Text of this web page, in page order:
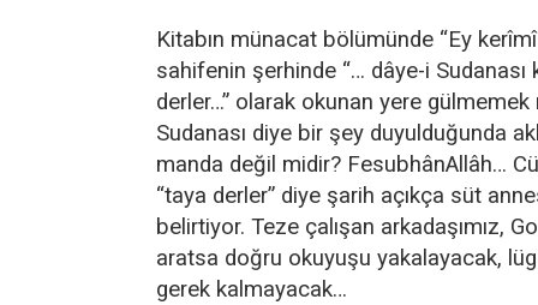
Kitabın münacat bölümünde “Ey
sahifenin şerhinde “… dâye-i Sudanası
derler…” olarak okunan yere
Sudanası diye bir şey duyulduğunda
manda değil midir? FesubhânAllâh…
“taya derler” diye şarih açıkça süt
belirtiyor. Teze çalışan arkadaşımız,
aratsa doğru okuyuşu yakalayacak,
gerek kalmayacak…